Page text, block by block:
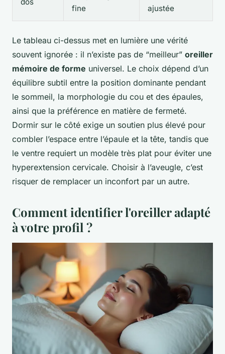
fine
ajustée
Le tableau ci-dessus met en lumière une vérité
souvent ignorée : il n’existe pas de “meilleur” oreiller
mémoire de forme universel. Le choix dépend d’un
équilibre subtil entre la position dominante pendant
le sommeil, la morphologie du cou et des épaules,
ainsi que la préférence en matière de fermeté.
Dormir sur le côté exige un soutien plus élevé pour
combler l’espace entre l’épaule et la tête, tandis que
le ventre requiert un modèle très plat pour éviter une
hyperextension cervicale. Choisir à l’aveugle, c’est
risquer de remplacer un inconfort par un autre.
Comment identifier l'oreiller adapté
à votre profil ?